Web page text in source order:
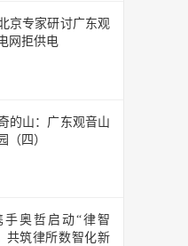
京专家研讨广东观
网拒供电
的山：广东观音山
（四）
手奥哲启动“律智
共筑律所数智化新